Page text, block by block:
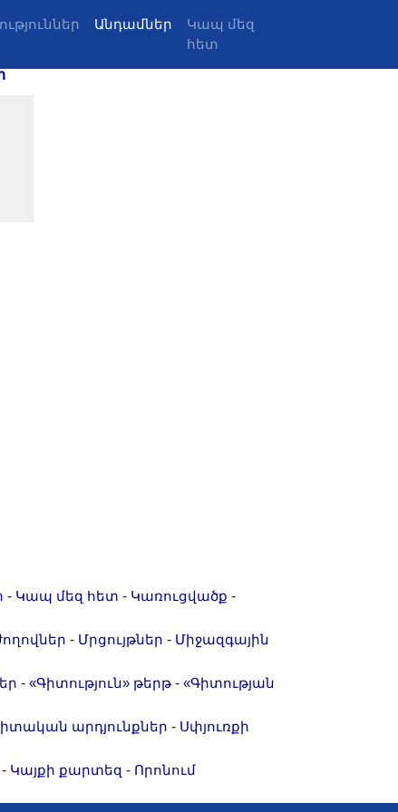
Անդամներ
Կապ մեզ
հետ
- Կապ մեզ հետ - Կառուցվածք -
- Մրցույթներ - Միջազգային
- «Գիտություն» թերթ - «Գիտության
արդյունքներ - Սփյուռքի
- Կայքի քարտեզ - Որոնում